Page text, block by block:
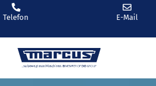
Telefon E-Mail